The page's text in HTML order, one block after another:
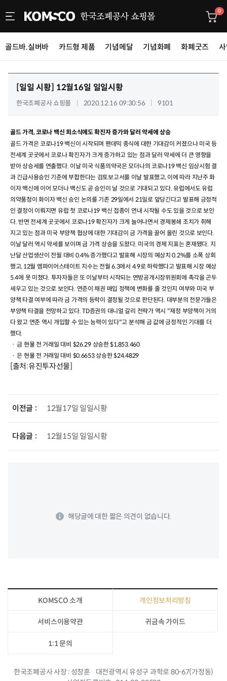
0
골드바.실버바 카드형 제품 기념메달 기념화폐 화폐굿즈
[일일 시황] 12월16일 일일시황
한국조폐공사 쇼핑몰 2020.12.16 09:30:56 9101
골드 가격, 코로나 백신 희소식에도 확진자 증가와 달러 약세에 상승
골드 가격은 코로나19 백신이 시작되며 팬데믹 종식에 대한 기대감이 커졌으나 미국 등
전세계 곳곳에서 코로나 확진자가 크게 증가하고 있는 점과 달러 약세에 더 큰 영향을
받아 상승세를 연출했다. 이날 미국 식품의약국은 모더나의 코로나19 백신 임상시험 결
과 긴급사용승인 기준에 부합한다는 검토보고서를 이날 발표했고, 이에 따라 지난주 화
이자 백신에 이어 모더나 백신도 곧 승인이 날 것으로 기대되고 있다.유럽에서도 유럽
의약품청이 화이자 백신 승인 논의를 기존29일에서 21일로 앞당긴다고 발표해 긍정적
인 결정이 이뤄지면 유럽 첫 코로나19 백신 접종이 연내 시작될 수도 있을 것으로 보인
다. 반면 전세계 곳곳에서 코로나19확진자가 크게 늘어나면서 경제봉쇄 조치가 취해
지고 있는 점과 미국 부양책 협상에 대한 기대감이 금 가격을 끌어 올린 것으로 보인다.
이날 달러 역시 약세를 보이며 금 가격 상승을 도왔다. 미국의 경제 지표는 혼재됐다 지
난달 산업생산이 전월 대비 0.4%증가했다고 발표해 시장의 예상치 0.2%를 소폭 상회
했고, 12월 엠파이어스테이트 지수는 전월 6.3에서 4.9로 하락했다고 발표해 시장 예상
5.4에 못 미쳤다 투자자들은 또 이날부터 시작되는 연방공개시장위원회에 촉각을 곤두
세우고 있는 것으로 보인다 연준이 채권 매입 정책에 변화를 줄 것인지 여부와 미국 부
양책 타결 여부에 따라 금 가격의 등락이 결정될 것으로 판단된다 대부분의 전문가들은
부양책 타결을 전망하고 있다. TD증권의 대니얼 갈리 전략가 역시 "재정 부양책이 거의
다 왔고 연준 역시 개입할 수 있는 능력이 있다"고 분석해 금 값에 긍정적인 기대를 더
했다.
ㆍ 금 현물 전 거래일 대비 $26.29 상승한$1,853.460
ㆍ 은 현물 전 거래일 대비 $0.6653상승한$24.4829
[출처:유진투자선물]
이전글 12월17일 일일시황
다음글 12월15일 일일시황
해당글에 대한 짧은 의견이 없습니다.
KOMSCO 소개 개인정보처리방침
서비스이용약관 귀금속 가이드
1:1 문의
한국조폐공사 사장 성창훈
대전광역시 유성구 과학로 80-67(가정동)